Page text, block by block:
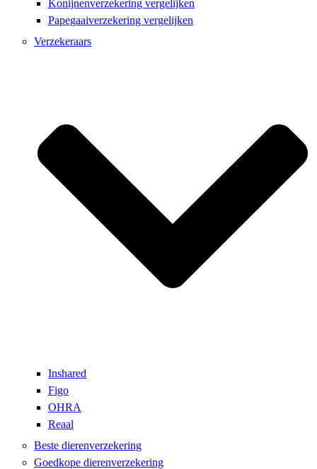
Konijnenverzekering vergelijken
Papegaaiverzekering vergelijken
Verzekeraars
Inshared
Figo
OHRA
Reaal
Beste dierenverzekering
Goedkope dierenverzekering